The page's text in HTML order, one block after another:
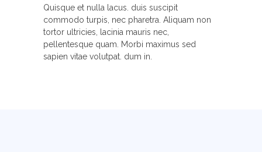
Quisque et nulla lacus. duis suscipit
commodo turpis, nec pharetra. Aliquam non
tortor ultricies, lacinia mauris nec,
pellentesque quam. Morbi maximus sed
sapien vitae volutpat. dum in.